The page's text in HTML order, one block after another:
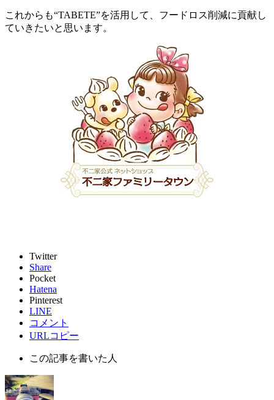
これからも“TABETE”を活用して、フードロス削減に貢献し
ていきたいと思います。
Twitter
Share
Pocket
Hatena
Pinterest
LINE
コメント
URLコピー
この記事を書いた人